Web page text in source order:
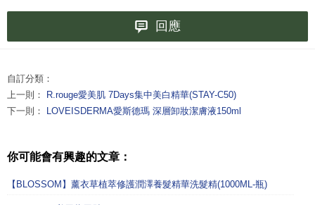
回應
自訂分類：
上一則：
R.rouge愛美肌 7Days集中美白精華(STAY-C50)
下一則：
LOVEISDERMA愛斯德瑪 深層卸妝潔膚液150ml
你可能會有興趣的文章：
【BLOSSOM】薰衣草植萃修護潤澤養髮精華洗髮精(1000ML-瓶)